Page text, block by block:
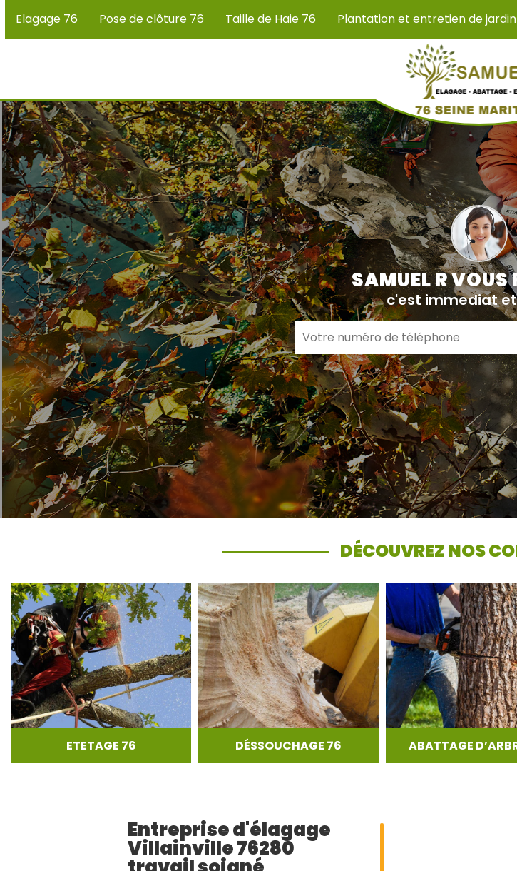
Elagage 76 Pose de clôture 76 Taille de Haie 76 Plantation et entretien de
SAMUEL R VOUS
c'est immediat
DÉCOUVREZ NOS
ETETAGE 76 DÉSSOUCHAGE 76 ABATTAGE
Entreprise d'élagage
Villainville 76280